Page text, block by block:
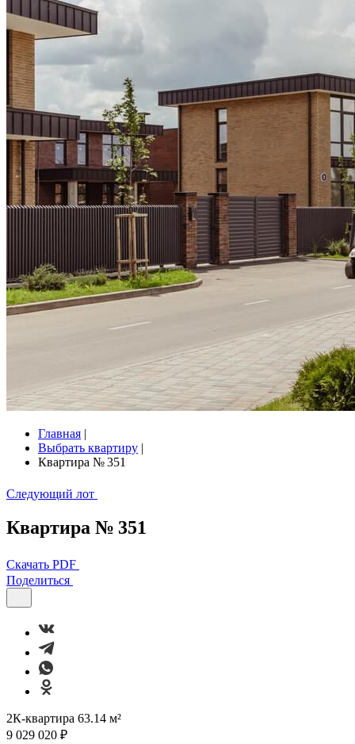
Главная |
Выбрать квартиру |
Квартира № 351
Следующий лот
Квартира № 351
Скачать PDF
Поделиться
2К-квартира 63.14 м²
9 029 020 ₽